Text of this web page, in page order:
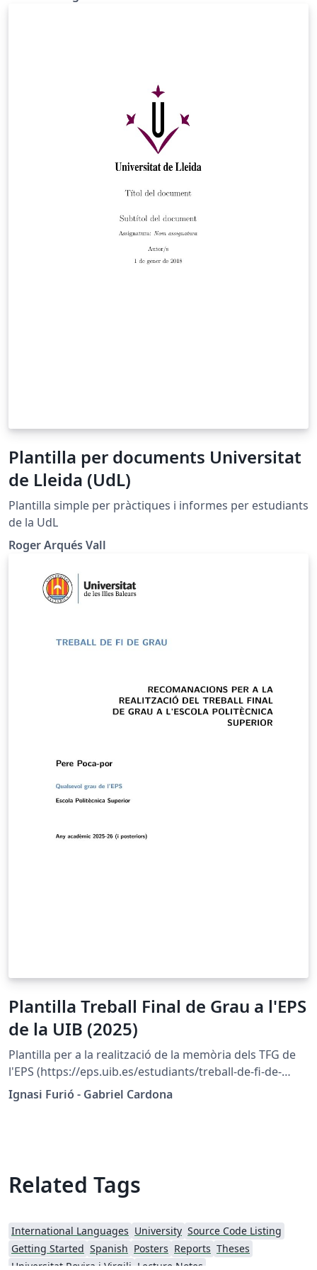
Plantilla per documents Universitat
de Lleida (UdL)
Plantilla simple per pràctiques i informes per estudiants
de la UdL
Roger Arqués Vall
Plantilla Treball Final de Grau a l'EPS
de la UIB (2025)
Plantilla per a la realització de la memòria dels TFG de
l'EPS (https://eps.uib.es/estudiants/treball-de-fi-de-
grau/)
Ignasi Furió - Gabriel Cardona
Related Tags
International Languages University Source Code Listing
Getting Started Spanish Posters Reports Theses
Universitat Rovira i Virgili Lecture Notes